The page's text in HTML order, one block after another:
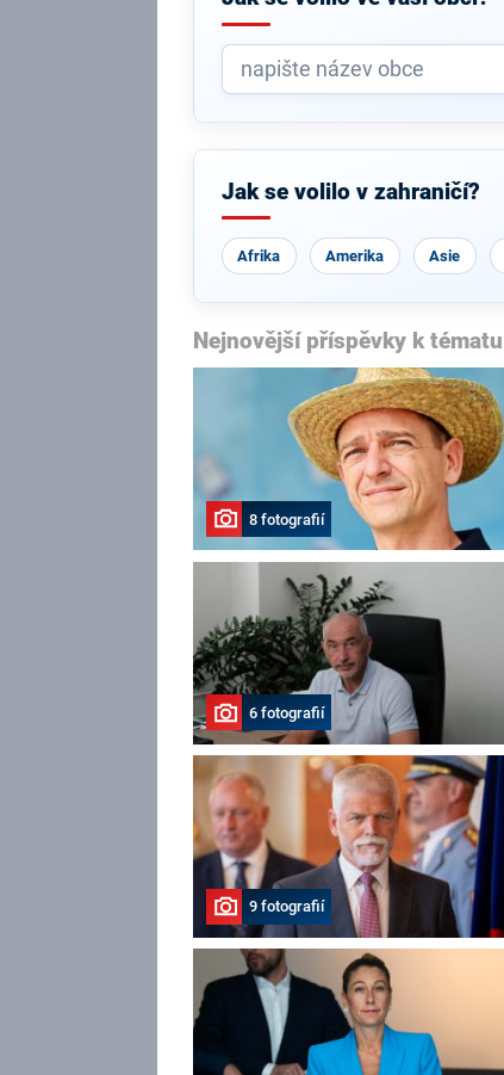
Jak se volilo v zahraničí?
Afrika Amerika Asie
Nejnovější příspěvky k tématu
8 fotografií
6 fotografií
9 fotografií